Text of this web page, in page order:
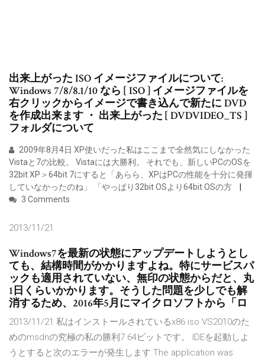
出来上がった ISO イメージファイルについて:
Windows 7/8/8.1/10 なら [ ISO ] イメージファイルを
右クリックからイメージで書き込んで新たに DVD
を作成出来ます ・ 出来上がった [ DVDVIDEO_TS ]
フォルダについて
2009年8月4日 XP使いだった私はここまで全然気にしなかった
Vistaと7の比較。 Vistaには大勝利。 それでも、新しいPCのOSを
32bit XP＞64bit 7にすると「あらら、XPはPCの性能を十分に発揮
していなかったのね」 「やっぱり32bit OSより64bit OSの方
3 Comments
2013/11/21
Windows7を最新の状態にアップデートしようとし
ても、結構時間がかかりますよね。特にサービスパ
ックも適用されていない、無印の状態からだと、丸
1日くらいかかります。そうした問題を少しでも解
消するため、2016年5月にマイクロソフトから「ロ
2013/11/21 私はインストールされているx86 iso VS2010のた
めのmsdnの究極の私の勝利7 64ビットです。 IDEを起動しよ
うとすると次のエラーが発生します The application was